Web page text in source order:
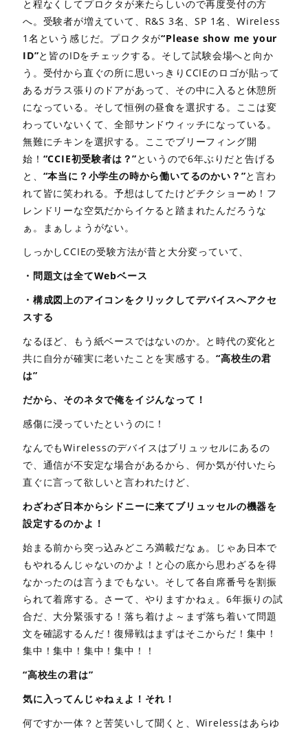
と程なくしてプロクタが来たらしいので再度受付の方
へ。受験者が増えていて、R&S 3名、SP 1名、Wireless
1名という感じだ。プロクタが“Please show me your
ID”と皆のIDをチェックする。そして試験会場へと向か
う。受付から直ぐの所に思いっきりCCIEのロゴが貼って
あるガラス張りのドアがあって、その中に入ると休憩所
になっている。そして恒例の昼食を選択する。ここは変
わっていないくて、全部サンドウィッチになっている。
無難にチキンを選択する。ここでブリーフィング開
始！ “CCIE初受験者は？”というので6年ぶりだと告げる
と、 “本当に？小学生の時から働いてるのかい？”と言わ
れて皆に笑われる。予想はしてたけどチクショーめ！フ
レンドリーな空気だからイケると踏まれたんだろうな
ぁ。まぁしょうがない。
しっかしCCIEの受験方法が昔と大分変っていて、
・問題文は全てWebベース
・構成図上のアイコンをクリックしてデバイスへアクセ
スする
なるほど、もう紙ベースではないのか。と時代の変化と
共に自分が確実に老いたことを実感する。“高校生の君
は”
だから、そのネタで俺をイジんなって！
感傷に浸っていたというのに！
なんでもWirelessのデバイスはブリュッセルにあるの
で、通信が不安定な場合があるから、何か気が付いたら
直ぐに言って欲しいと言われたけど、
わざわざ日本からシドニーに来てブリュッセルの機器を
設定するのかよ！
始まる前から突っ込みどころ満載だなぁ。じゃあ日本で
もやれるんじゃないのかよ！と心の底から思わざるを得
なかったのは言うまでもない。そして各自席番号を割振
られて着席する。さーて、やりますかねぇ。6年振りの試
合だ、大分緊張する！落ち着けよ～まず落ち着いて問題
文を確認するんだ！復帰戦はまずはそこからだ！集中！
集中！集中！集中！集中！！
“高校生の君は”
気に入ってんじゃねぇよ！それ！
何ですか一体？と苦笑いして聞くと、Wirelessはあらゆ